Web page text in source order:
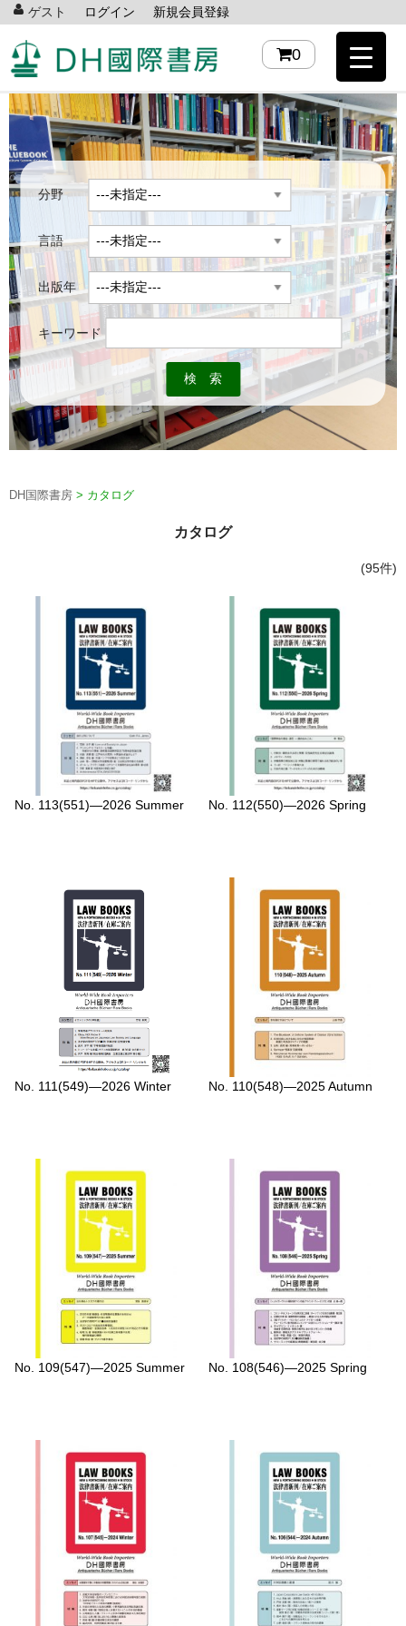
ゲスト ログイン 新規会員登録
0
分野
言語
出版年
キーワード
DH国際書房 > カタログ
カタログ
(95件)
No. 113(551)—2026 Summer No. 112(550)—2026 Spring
No. 111(549)—2026 Winter No. 110(548)—2025 Autumn
No. 109(547)—2025 Summer No. 108(546)—2025 Spring